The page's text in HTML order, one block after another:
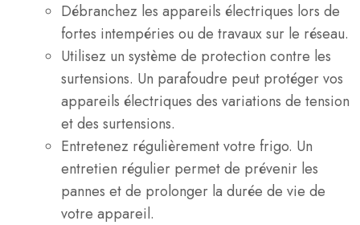
Débranchez les appareils électriques lors de
fortes intempéries ou de travaux sur le réseau.
Utilisez un système de protection contre les
surtensions. Un parafoudre peut protéger vos
appareils électriques des variations de tension
et des surtensions.
Entretenez régulièrement votre frigo. Un
entretien régulier permet de prévenir les
pannes et de prolonger la durée de vie de
votre appareil.